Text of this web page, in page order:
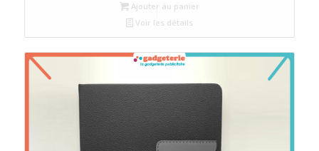
Ajouter au panier
Voir les détails